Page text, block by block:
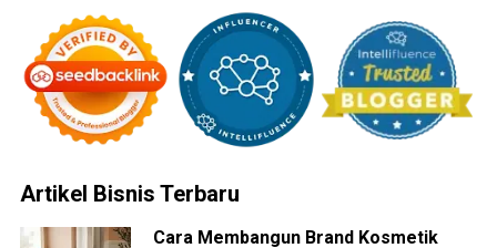
Artikel Bisnis Terbaru
Cara Membangun Brand Kosmetik